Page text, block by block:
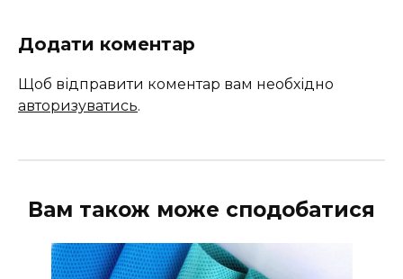
Додати коментар
Щоб відправити коментар вам необхідно
авторизуватись.
Вам також може сподобатися